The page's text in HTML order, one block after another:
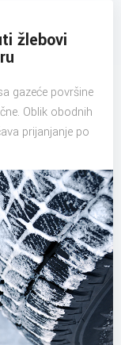
žlebovi
gazeće površine
Oblik obodnih
prijanjanje po